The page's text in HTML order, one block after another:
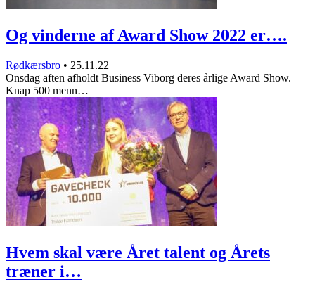
Og vinderne af Award Show 2022 er….
Rødkærsbro • 25.11.22
Onsdag aften afholdt Business Viborg deres årlige Award Show.
Knap 500 menn…
Hvem skal være Året talent og Årets
træner i…